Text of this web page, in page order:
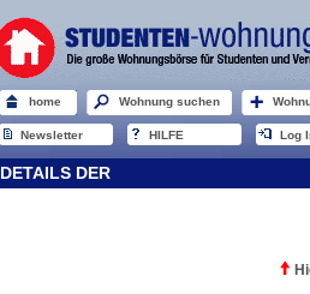
home Wohnung suchen
Newsletter HILFE Log
DETAILS DER